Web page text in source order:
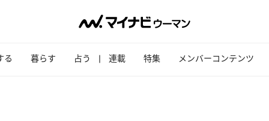
る 暮らす 占う 連載 特集 メンバーコンテンツ